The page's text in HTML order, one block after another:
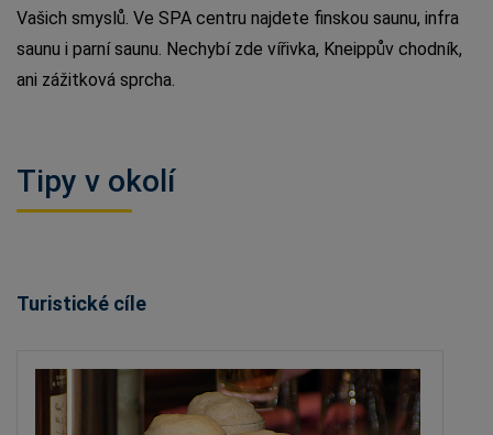
Vašich smyslů. Ve SPA centru najdete finskou saunu, infra
saunu i parní saunu. Nechybí zde vířivka, Kneippův chodník,
ani zážitková sprcha.
Tipy v okolí
Turistické cíle